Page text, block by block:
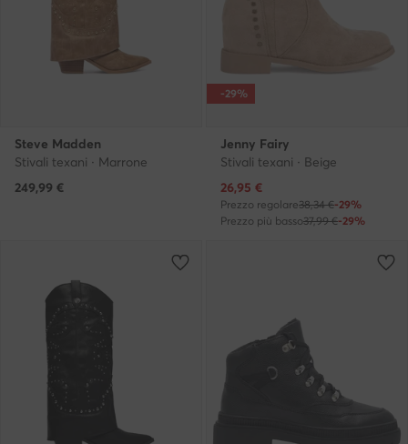
Steve Madden
Stivali texani · Marrone
249,99 €
-29%
Jenny Fairy
Stivali texani · Beige
Prezzo attuale
26,95 €
Prezzo regolare38,34 €-29%
Prezzo più basso37,99 €-29%